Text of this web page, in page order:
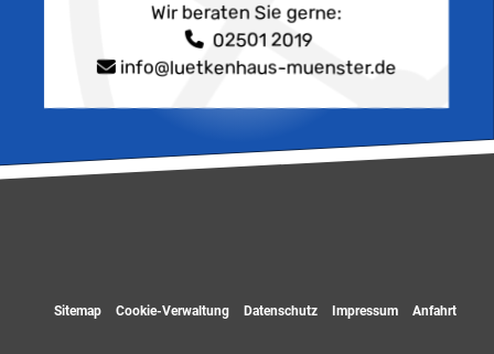
Wir beraten Sie gerne:
02501 2019
info@luetkenhaus-muenster.de
Sitemap Cookie-Verwaltung Datenschutz Impressum Anfahrt